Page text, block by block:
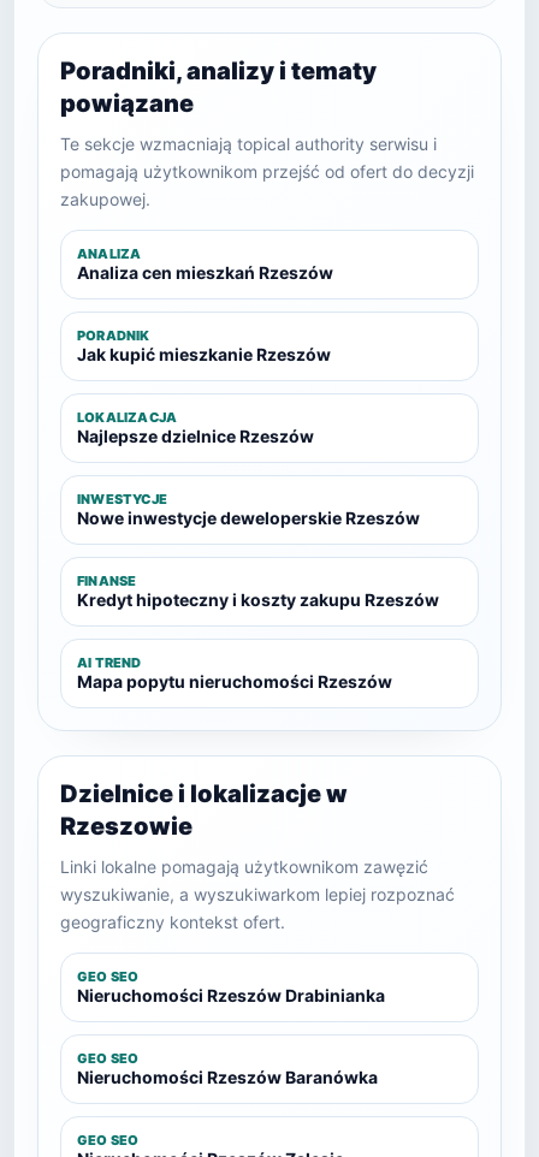
Poradniki, analizy i tematy
powiązane
Te sekcje wzmacniają topical authority serwisu i
pomagają użytkownikom przejść od ofert do decyzji
zakupowej.
ANALIZA
Analiza cen mieszkań Rzeszów
PORADNIK
Jak kupić mieszkanie Rzeszów
LOKALIZACJA
Najlepsze dzielnice Rzeszów
INWESTYCJE
Nowe inwestycje deweloperskie Rzeszów
FINANSE
Kredyt hipoteczny i koszty zakupu Rzeszów
AI TREND
Mapa popytu nieruchomości Rzeszów
Dzielnice i lokalizacje w
Rzeszowie
Linki lokalne pomagają użytkownikom zawęzić
wyszukiwanie, a wyszukiwarkom lepiej rozpoznać
geograficzny kontekst ofert.
GEO SEO
Nieruchomości Rzeszów Drabinianka
GEO SEO
Nieruchomości Rzeszów Baranówka
GEO SEO